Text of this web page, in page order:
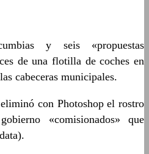
y seis «propuestas
de una flotilla de coches en
cabeceras municipales.
con Photoshop el rostro
«comisionados» que